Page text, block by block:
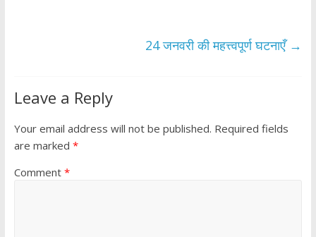
24 जनवरी की महत्त्वपूर्ण घटनाएँ →
Leave a Reply
Your email address will not be published. Required fields
are marked *
Comment *